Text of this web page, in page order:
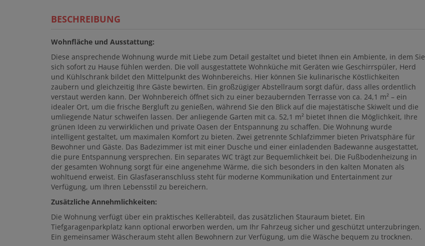
BESCHREIBUNG
Wohnfläche und Ausstattung:
Diese ansprechende Wohnung wurde mit Liebe zum Detail gestaltet und bietet Ihnen ein Ambiente, in dem Sie
sich sofort zu Hause fühlen werden. Die voll ausgestattete Wohnküche mit Geräten wie Geschirrspüler, Herd
und Kühlschrank bildet den Mittelpunkt des Wohnbereichs. Hier können Sie kulinarische Köstlichkeiten
zaubern und gleichzeitig Ihre Gäste bewirten. Ein großzügiger Abstellraum sorgt dafür, dass alles ordentlich
verstaut werden kann. Der Wohnbereich öffnet sich zu einer bezaubernden Terrasse von ca. 24,1 m² – ein
idealer Ort, um die frische Bergluft zu genießen, während Sie den Blick auf die majestätische Skiwelt und die
umliegende Natur schweifen lassen. Der anliegende Garten mit ca. 52,1 m² bietet Ihnen die Möglichkeit, Ihre
grünen Ideen zu verwirklichen und private Oasen der Entspannung zu schaffen. Die Wohnung wurde
intelligent gestaltet, um maximalen Komfort zu bieten. Zwei getrennte Schlafzimmer bieten Privatsphäre für
Bewohner und Gäste. Das Badezimmer ist mit einer Dusche und einer einladenden Badewanne ausgestattet,
die pure Entspannung versprechen. Ein separates WC trägt zur Bequemlichkeit bei. Die Fußbodenheizung in
der gesamten Wohnung sorgt für eine angenehme Wärme, die sich besonders in den kalten Monaten als
wohltuend erweist. Ein Glasfaseranschluss steht für moderne Kommunikation und Entertainment zur
Verfügung, um Ihren Lebensstil zu bereichern.
Zusätzliche Annehmlichkeiten:
Die Wohnung verfügt über ein praktisches Kellerabteil, das zusätzlichen Stauraum bietet. Ein
Tiefgaragenparkplatz kann optional erworben werden, um Ihr Fahrzeug sicher und geschützt unterzubringen.
Ein gemeinsamer Wäscheraum steht allen Bewohnern zur Verfügung, um die Wäsche bequem zu trocknen.